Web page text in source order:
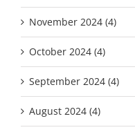
November 2024 (4)
October 2024 (4)
September 2024 (4)
August 2024 (4)